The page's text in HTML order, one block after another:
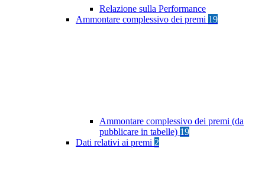
Relazione sulla Performance
Ammontare complessivo dei premi 19
Ammontare complessivo dei premi (da
pubblicare in tabelle) 19
Dati relativi ai premi 2